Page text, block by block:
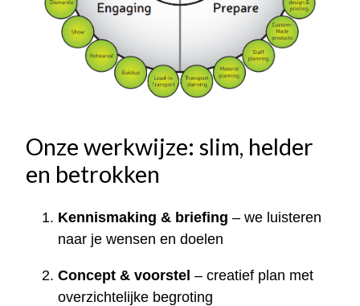
Onze werkwijze: slim, helder
en betrokken
Kennismaking & briefing – we luisteren
naar je wensen en doelen
Concept & voorstel – creatief plan met
overzichtelijke begroting